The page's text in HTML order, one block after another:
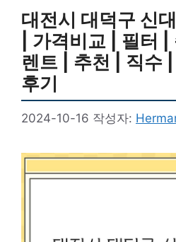
대전시 대덕구 신
| 가격비교 | 필터 |
렌트 | 추천 | 직수
후기
2024-10-16 작성자: